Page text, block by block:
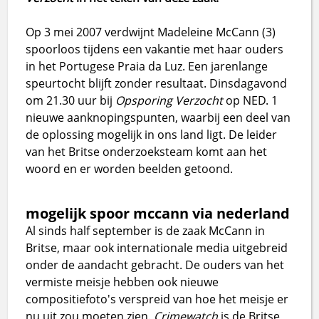
Op 3 mei 2007 verdwijnt Madeleine McCann (3)
spoorloos tijdens een vakantie met haar ouders
in het Portugese Praia da Luz. Een jarenlange
speurtocht blijft zonder resultaat. Dinsdagavond
om 21.30 uur bij Opsporing Verzochtop NED. 1
nieuwe aanknopingspunten, waarbij een deel van
de oplossing mogelijk in ons land ligt. De leider
van het Britse onderzoeksteam komt aan het
woord en er worden beelden getoond.
mogelijk spoor mccann via nederland
Al sinds half september is de zaak McCann in
Britse, maar ook internationale media uitgebreid
onder de aandacht gebracht. De ouders van het
vermiste meisje hebben ook nieuwe
compositiefoto's verspreid van hoe het meisje er
nu uit zou moeten zien. Crimewatch is de Britse